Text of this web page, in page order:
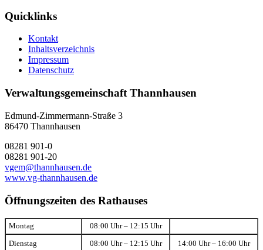
Quicklinks
Kontakt
Inhaltsverzeichnis
Impressum
Datenschutz
Verwaltungsgemeinschaft Thannhausen
Edmund-Zimmermann-Straße 3
86470 Thannhausen
08281 901-0
08281 901-20
vgem@thannhausen.de
www.vg-thannhausen.de
Öffnungszeiten des Rathauses
Montag 08:00 Uhr – 12:15 Uhr
Dienstag 08:00 Uhr – 12:15 Uhr 14:00 Uhr – 16:00 Uhr